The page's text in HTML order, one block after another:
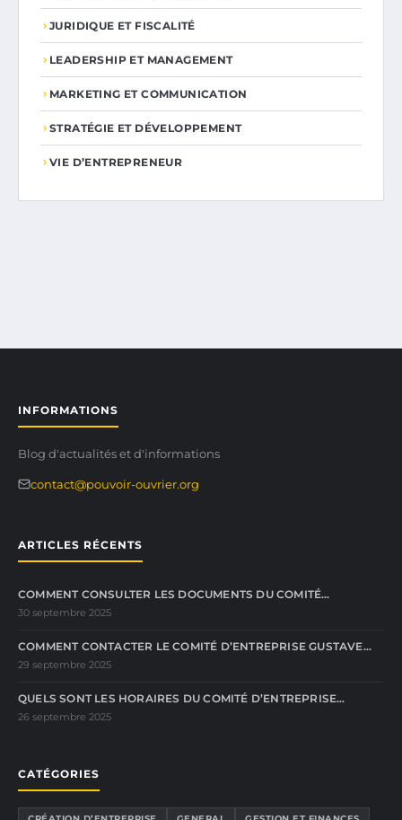
JURIDIQUE ET FISCALITÉ
LEADERSHIP ET MANAGEMENT
MARKETING ET COMMUNICATION
STRATÉGIE ET DÉVELOPPEMENT
VIE D’ENTREPRENEUR
INFORMATIONS
Blog d'actualités et d'informations
contact@pouvoir-ouvrier.org
ARTICLES RÉCENTS
COMMENT CONSULTER LES DOCUMENTS DU COMITÉ…
30 septembre 2025
COMMENT CONTACTER LE COMITÉ D’ENTREPRISE GUSTAVE…
29 septembre 2025
QUELS SONT LES HORAIRES DU COMITÉ D’ENTREPRISE…
26 septembre 2025
CATÉGORIES